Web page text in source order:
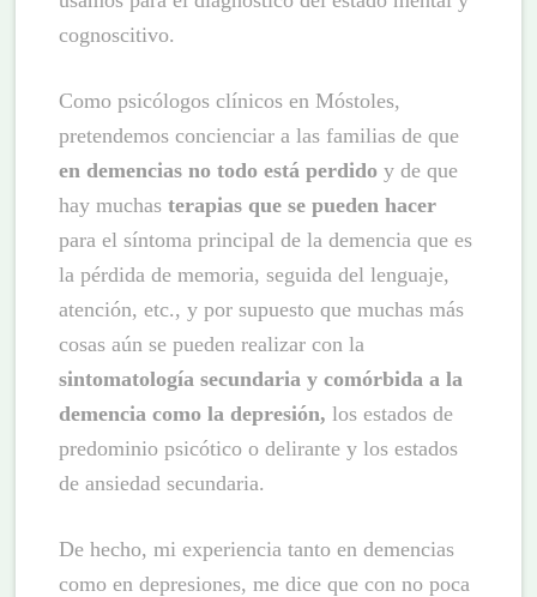
cognoscitivo.
Como psicólogos clínicos en Móstoles,
pretendemos concienciar a las familias de que
en demencias no todo está perdido y de que
hay muchasterapias que se pueden hacer
para el síntoma principal de la demencia que es
la pérdida de memoria, seguida del lenguaje,
atención, etc., y por supuesto que muchas más
cosas aún se pueden realizar con la
sintomatología secundaria y comórbida a la
demencia como la depresión, los estados de
predominio psicótico o delirante y los estados
de ansiedad secundaria.
De hecho, mi experiencia tanto en demencias
como en depresiones, me dice que con no poca